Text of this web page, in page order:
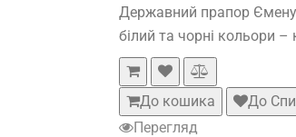
Державний прапор Ємену
білий та чорні кольори –
До кошика До
Перегляд